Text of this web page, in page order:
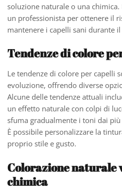
soluzione naturale o una
un professionista per ottenere il
mantenere i capelli sani durante
Tendenze di colore
Le tendenze di colore per capelli
evoluzione, offrendo diverse
Alcune delle tendenze attuali
un effetto naturale con colpi di
sfuma gradualmente i toni dai
È possibile personalizzare la
proprio stile e gusto.
Colorazione naturale
chimica